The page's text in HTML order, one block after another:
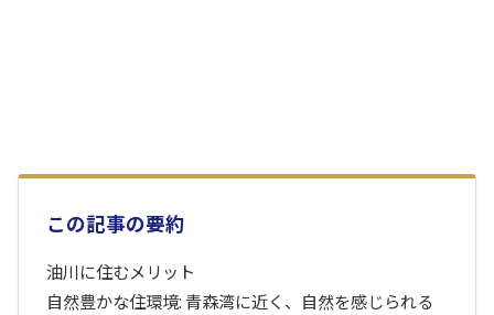
この記事の要約
油川に住むメリット
自然豊かな住環境: 青森湾に近く、自然を感じられる